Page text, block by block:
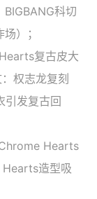
科切
）；
复古皮大
权志龙复刻
引发复古回
Hearts
Hearts造型吸